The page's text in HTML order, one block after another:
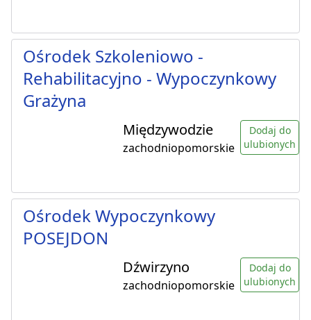
Ośrodek Szkoleniowo -
Rehabilitacyjno - Wypoczynkowy
Grażyna
Międzywodzie
zachodniopomorskie
Dodaj do
ulubionych
Ośrodek Wypoczynkowy
POSEJDON
Dźwirzyno
zachodniopomorskie
Dodaj do
ulubionych